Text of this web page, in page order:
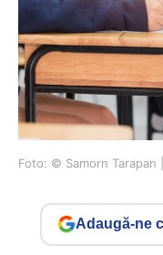
Foto: © Samorn Tarapan
Adaugă-ne